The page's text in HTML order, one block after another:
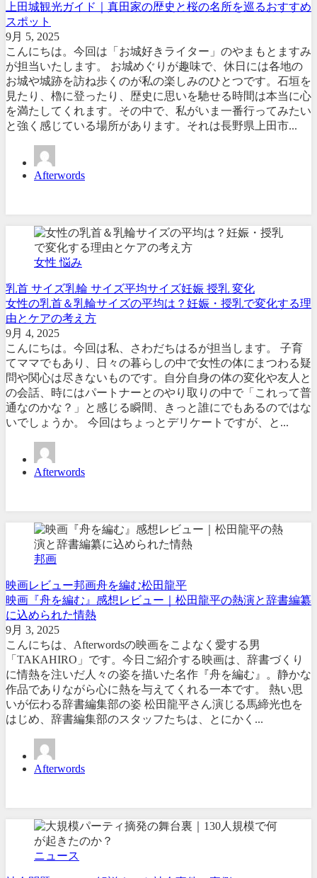
上田城観光ガイド｜真田家の歴史と桜の名所を巡るおすすめ
スポット
9月 5, 2025
こんにちは。今回は「お城好きライター」のやまもとますみ
が担当いたします。 お城めぐりが趣味で、休日には各地の
お城や城跡を訪ね歩くのが私の楽しみのひとつです。石垣を
見たり、櫓に登ったり、歴史に思いを馳せる時間は本当に心
を満たしてくれます。その中で、私がいま一番行ってみたい
と強く感じている場所があります。それは長野県上田市...
Afterwords
女性 悩み
乳首 サイズ乳輪 サイズ平均サイズ妊娠 授乳 変化
女性の乳首＆乳輪サイズの平均は？妊娠・授乳で変化する理
由とケアの考え方
9月 4, 2025
こんにちは。今回は私、さわだちはるが担当します。 子育
てママでもあり、日々の暮らしの中で女性の体にまつわる疑
問や関心は尽きないものです。自分自身の体の変化や友人と
の会話、時にはパートナーとのやり取りの中で「これって普
通なのかな？」と感じる瞬間、きっと誰にでもあるのではな
いでしょうか。 今回はちょっとデリケートですが、と...
Afterwords
邦画
映画レビュー邦画舟を編む松田龍平
映画『舟を編む』感想レビュー｜松田龍平の熱演と辞書編纂
に込められた情熱
9月 3, 2025
こんにちは、Afterwordsの映画をこよなく愛する男
「TAKAHIRO」です。今日ご紹介する映画は、辞書づくり
に情熱を注いだ人々の姿を描いた名作『舟を編む』。静かな
作品でありながら心に熱を与えてくれる一本です。 熱い思
いが伝わる辞書編集部の姿 松田龍平さん演じる馬締光也を
はじめ、辞書編集部のスタッフたちは、とにかく...
Afterwords
ニュース